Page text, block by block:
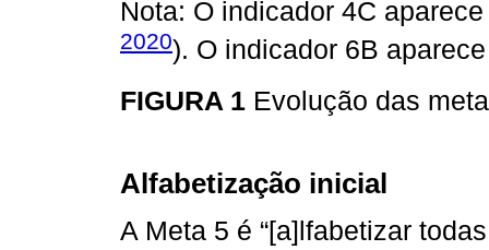
Nota: O indicador 4C
2020). O indicador 6B
FIGURA 1 Evolução das
Alfabetização inicial
A Meta 5 é “[a]lfabetizar